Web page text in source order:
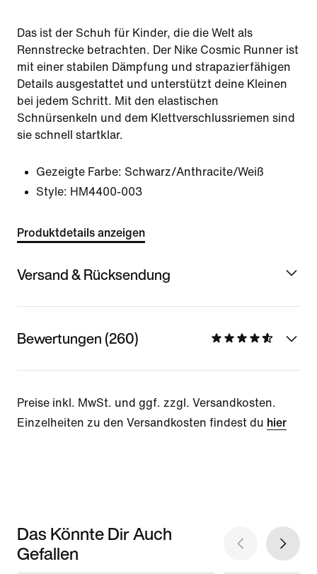
Das ist der Schuh für Kinder, die die Welt als
Rennstrecke betrachten. Der Nike Cosmic Runner ist
mit einer stabilen Dämpfung und strapazierfähigen
Details ausgestattet und unterstützt deine Kleinen
bei jedem Schritt. Mit den elastischen
Schnürsenkeln und dem Klettverschlussriemen sind
sie schnell startklar.
Gezeigte Farbe: Schwarz/Anthracite/Weiß
Style: HM4400-003
Produktdetails anzeigen
Versand & Rücksendung
Bewertungen (260)
Preise inkl. MwSt. und ggf. zzgl. Versandkosten.
Einzelheiten zu den Versandkosten findest du hier
Das Könnte Dir Auch
Gefallen